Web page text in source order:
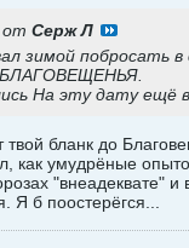
от Серж Л
зимой побросать в
На эту дату ещё
бланк до
как умудрёные
"внеадеквате"
Я б поостерёгся...